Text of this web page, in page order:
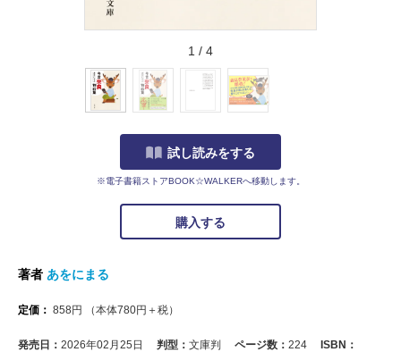
1 / 4
試し読みをする
※電子書籍ストアBOOK☆WALKERへ移動します。
購入する
著者 あをにまる
定価： 858円 （本体780円＋税）
発売日： 2026年02月25日 判型： 文庫判 ページ数： 224
ISBN：